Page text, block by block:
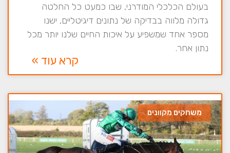
בעולם הכלכלי המודרני, שבו כמעט כל החלטה
גדולה מלווה בבדיקה של נתונים דיגיטליים, ישנו
מספר אחד שמשפיע על איכות החיים שלנו יותר מכל
נתון אחר.
קרא עוד »
משחקים מקוונים